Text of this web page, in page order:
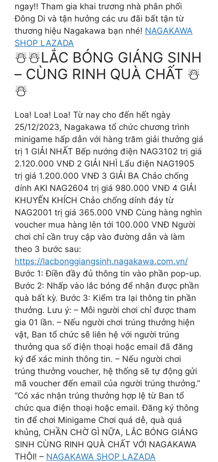
ngay!! Tham gia khai trương nhà phân phối
Đông Di và tận hưởng các ưu đãi bất tận từ
thương hiệu Nagakawa bạn nhé! NAGAKAWA
SHOP LAZADA
☃️☃️LẮC BÓNG GIÁNG SINH
– CÙNG RINH QUÀ CHẤT ☃️
☃️
Loa! Loa! Loa! Từ nay cho đến hết ngày
25/12/2023, Nagakawa tổ chức chương trình
minigame hấp dẫn với hàng trăm giải thưởng giá
trị 1 GIẢI NHẤT Bếp nướng điện NAG3102 trị giá
2.120.000 VNĐ 2 GIẢI NHÌ Lẩu điện NAG1905
trị giá 1.200.000 VNĐ 3 GIẢI BA Chảo chống
dính AKI NAG2604 trị giá 980.000 VNĐ 4 GIẢI
KHUYẾN KHÍCH Chảo chống dính đáy từ
NAG2001 trị giá 365.000 VNĐ Cùng hàng nghìn
voucher mua hàng lên tới 100.000 VNĐ Người
chơi chỉ cần truy cập vào đường dẫn và làm
theo 3 bước sau:
https://lacbonggiangsinh.nagakawa.com.vn/
Bước 1: Điền đầy đủ thông tin vào phần pop-up.
Bước 2: Nhấp vào lắc bóng để nhận được phần
quà bất kỳ. Bước 3: Kiểm tra lại thông tin phần
thưởng. Lưu ý: – Mỗi người chơi chỉ được tham
gia 01 lần. – Nếu người chơi trúng thưởng hiện
vật, Ban tổ chức sẽ liên hệ với người trúng
thưởng qua số điện thoại hoặc email đã đăng
ký để xác minh thông tin. – Nếu người chơi
trúng thưởng voucher, hệ thống sẽ tự động gửi
mã voucher đến email của người trúng thưởng.”
“Có xác nhận trúng thưởng hợp lệ từ Ban tổ
chức qua điện thoại hoặc email. Đăng ký thông
tin để chơi Minigame Chơi quá dễ, quà quá
khủng, CHẦN CHỜ GÌ NỮA, LẮC BÓNG GIÁNG
SINH CÙNG RINH QUÀ CHẤT VỚI NAGAKAWA
THÔI! – NAGAKAWA SHOP LAZADA